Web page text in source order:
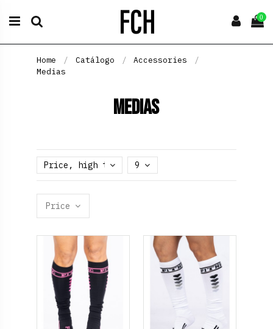
0
Home Catálogo
Accessories
Medias
Medias
Price, high to low 9
Price